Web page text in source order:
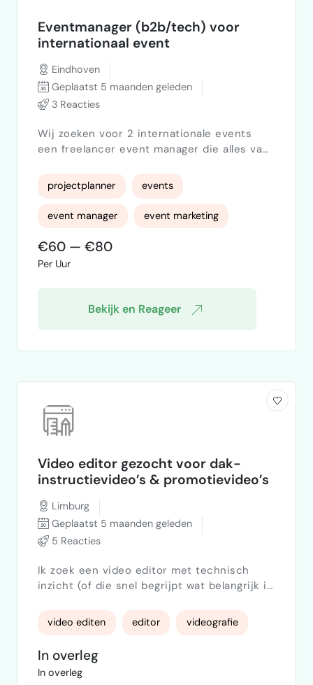
Eventmanager (b2b/tech) voor
internationaal event
Eindhoven
Geplaatst 5 maanden geleden
3 Reacties
Wij zoeken voor 2 internationale events
een freelancer event manager die alles van
Energy Management System (SaaS) voor
zakelijke en industriële klanten. We werken
B2B, internationaal en via partners. In 2026
nemen we deel aan een internationale
beurs in Duitsland en organiseren we ons
eerste eigen thought leadership event.
Hiervoor zoeken we een freela…
projectplanner events
event manager event marketing
€60 — €80
Per Uur
Bekijk en Reageer
Video editor gezocht voor dak-
instructievideo’s & promotievideo’s
Limburg
Geplaatst 5 maanden geleden
5 Reacties
Ik zoek een video editor met technisch
inzicht (of die snel begrijpt wat belangrijk is
logisch opbouwen van ruwe dakbeelden
Slow motion bij cruciale handelingen
Inzoomen / focus op details (naden, hoeken,
brandwerk, afwatering, kimmen) Eventueel
pijlen, cirkels of korte tekst om fouten/juist
video editen editor videografie
In overleg
In overleg